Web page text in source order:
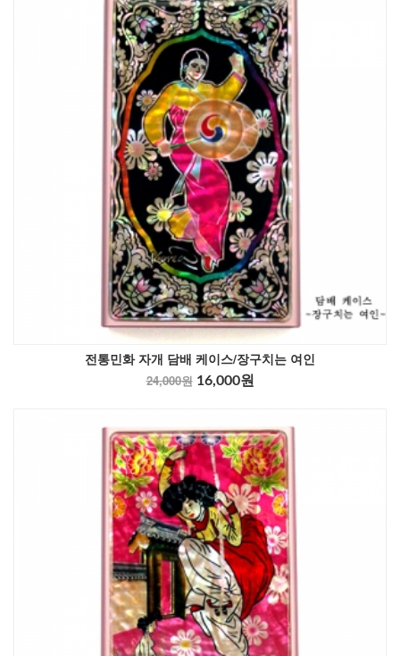
전통민화 자개 담배 케이스/장구치는 여인
24,000원 16,000원